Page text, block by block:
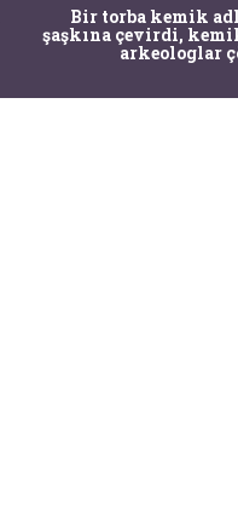
Bir torba kemik
şaşkına çevirdi,
arkeologlar